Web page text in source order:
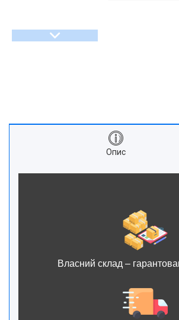
Опис
Власний склад –